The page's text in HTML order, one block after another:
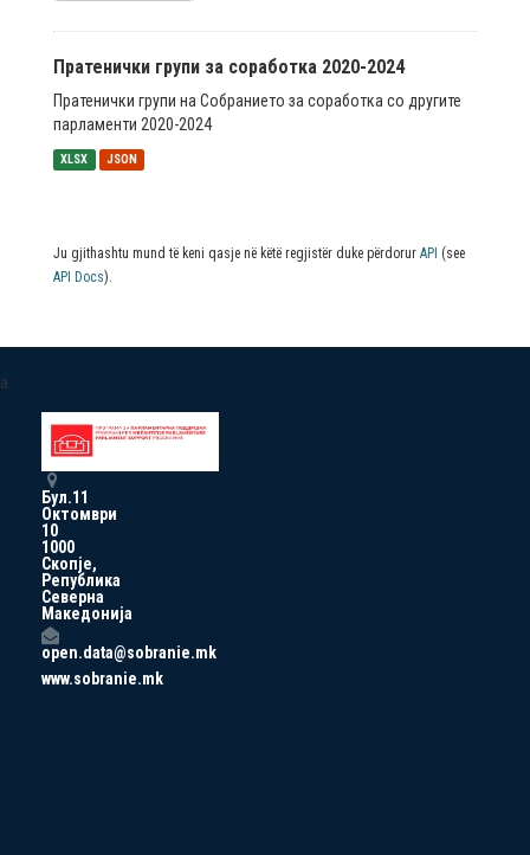
Пратенички групи за соработка 2020-2024
Пратенички групи на Собранието за соработка со другите
парламенти 2020-2024
XLSX JSON
Ju gjithashtu mund të keni qasje në këtë regjistër duke përdorur API (see
API Docs).
a
Бул.11
Октомври
10
1000
Скопје,
Република
Северна
Македонија
open.data@sobranie.mk
www.sobranie.mk